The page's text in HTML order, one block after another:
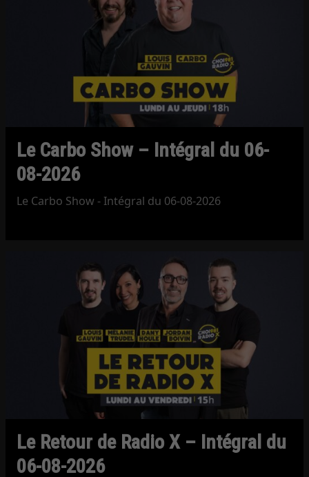
Le Carbo Show – Intégral du 06-
08-2026
Le Carbo Show - Intégral du 06-08-2026
Le Retour de Radio X – Intégral du
06-08-2026